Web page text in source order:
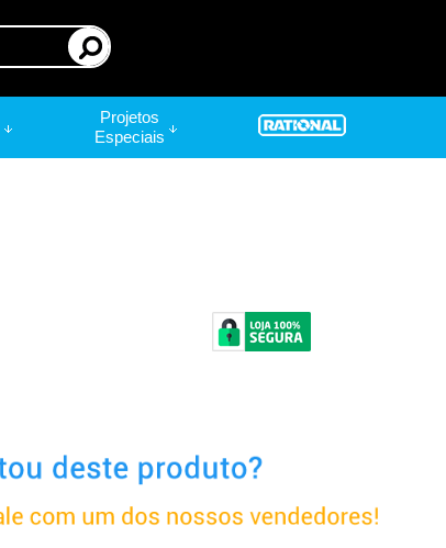
Projetos
Especiais